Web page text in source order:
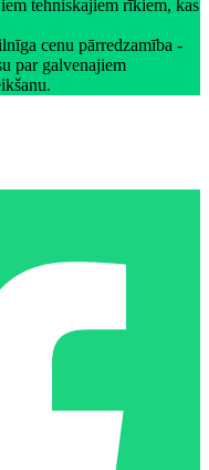
tehniskajiem rīkiem, kas
cenu pārredzamība -
par galvenajiem